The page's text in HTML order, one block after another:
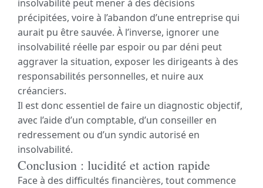
insolvabilité peut mener à des décisions
précipitées, voire à l’abandon d’une entreprise qui
aurait pu être sauvée. À l’inverse, ignorer une
insolvabilité réelle par espoir ou par déni peut
aggraver la situation, exposer les dirigeants à des
responsabilités personnelles, et nuire aux
créanciers.
Il est donc essentiel de faire un diagnostic objectif,
avec l’aide d’un comptable, d’un conseiller en
redressement ou d’un syndic autorisé en
insolvabilité.
Conclusion : lucidité et action rapide
Face à des difficultés financières, tout commence